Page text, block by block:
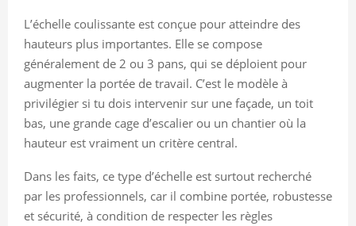
L’échelle coulissante est conçue pour atteindre des
hauteurs plus importantes. Elle se compose
généralement de 2 ou 3 pans, qui se déploient pour
augmenter la portée de travail. C’est le modèle à
privilégier si tu dois intervenir sur une façade, un toit
bas, une grande cage d’escalier ou un chantier où la
hauteur est vraiment un critère central.
Dans les faits, ce type d’échelle est surtout recherché
par les professionnels, car il combine portée, robustesse
et sécurité, à condition de respecter les règles